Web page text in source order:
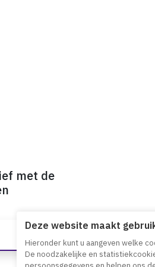
met de
Deze website maakt
Hieronder kunt u aangeven welke
De noodzakelijke en